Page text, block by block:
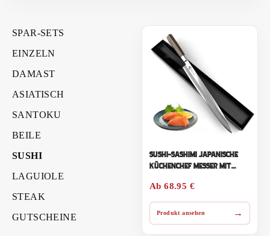
SPAR-SETS
EINZELN
DAMAST
ASIATISCH
SANTOKU
BEILE
SUSHI
LAGUIOLE
STEAK
GUTSCHEINE
SUSHI-SASHIMI JAPANISCHE
KÜCHENCHEF MESSER MIT
Ab68.95 €
Produkt ansehen →